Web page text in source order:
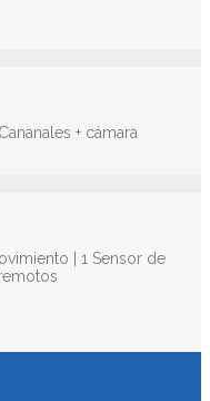
+ cámara
| 1 Sensor de